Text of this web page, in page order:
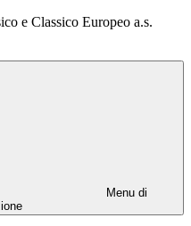
e Classico Europeo a.s.
Menu di